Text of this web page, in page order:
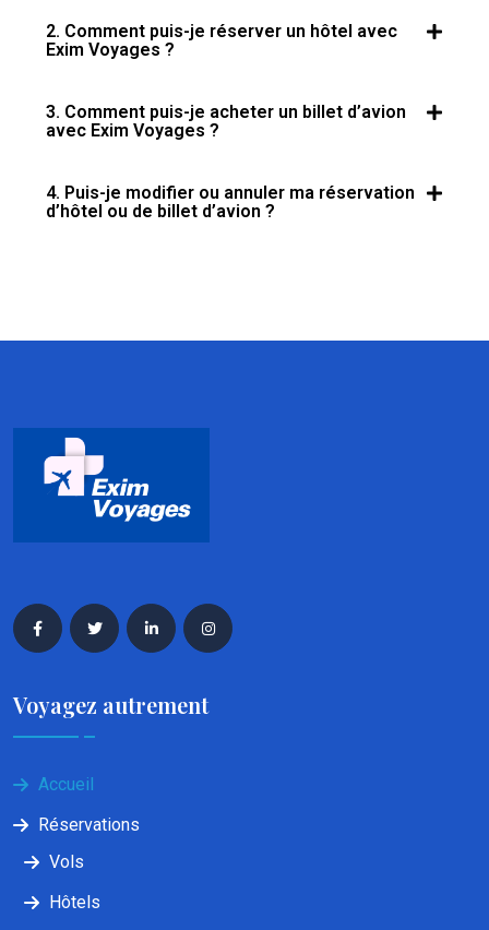
2. Comment puis-je réserver un hôtel avec
Exim Voyages ?
3. Comment puis-je acheter un billet d’avion
avec Exim Voyages ?
4. Puis-je modifier ou annuler ma réservation
d’hôtel ou de billet d’avion ?
Voyagez autrement
Accueil
Réservations
Vols
Hôtels